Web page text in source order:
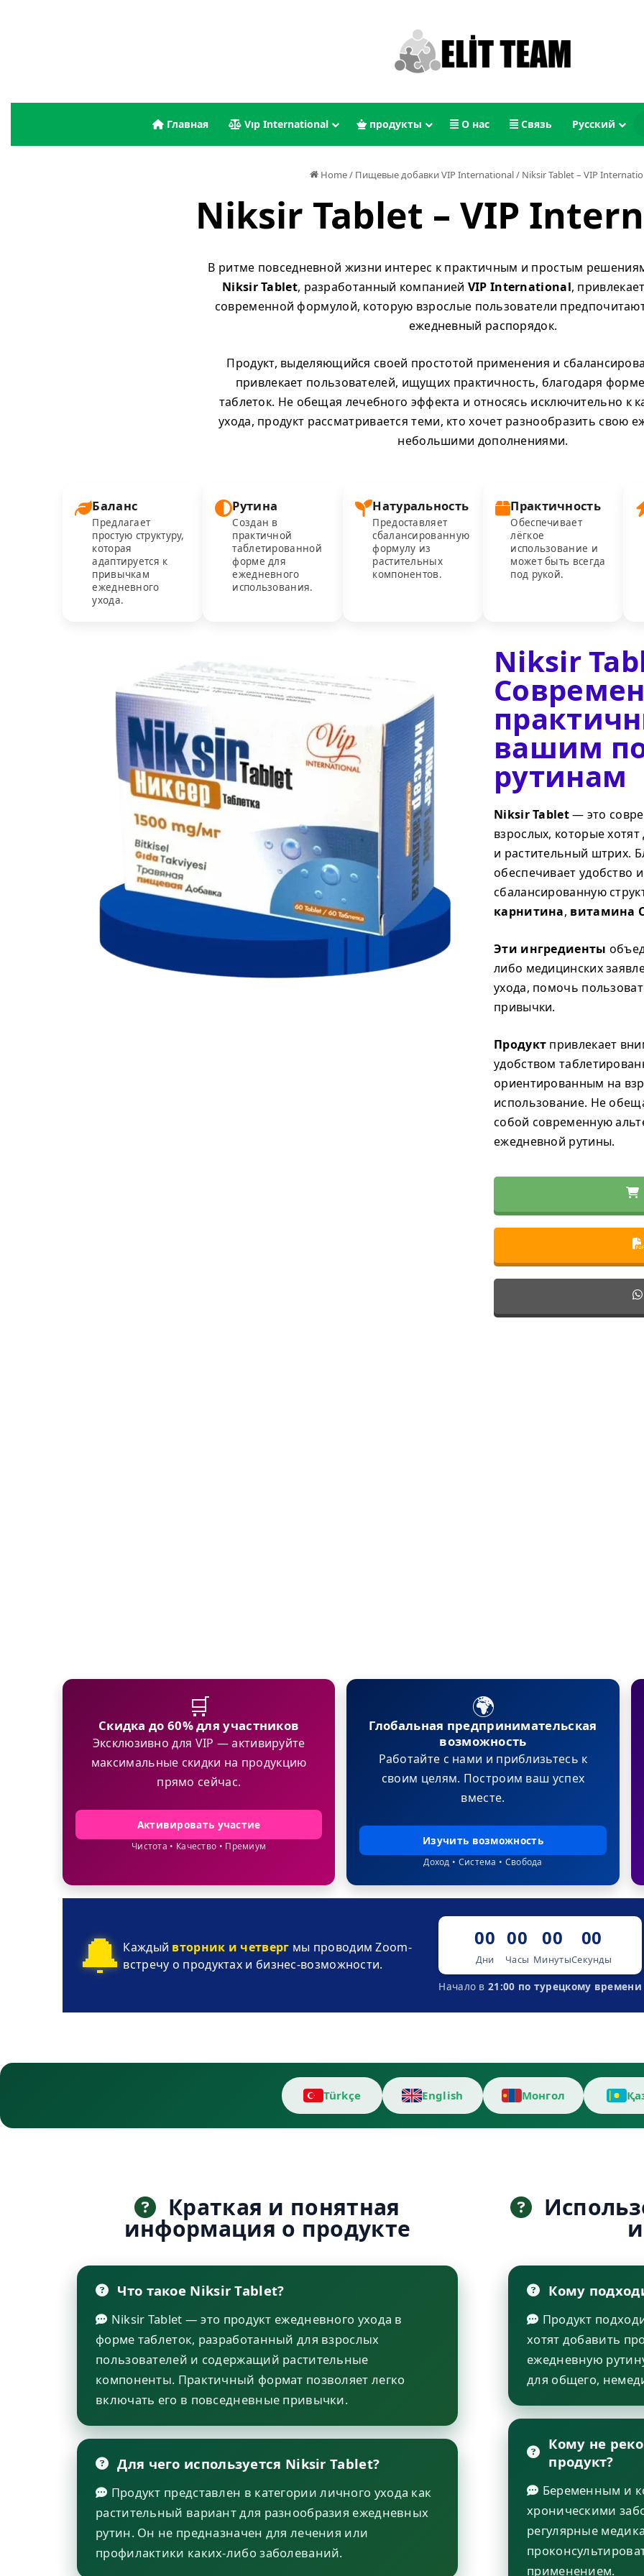
Главная Vıp International продукты О нас Связь Русский
Home/ Пищевые добавки VIP International/ Niksir Tablet – VIP
Niksir Tablet – VIP
В ритме повседневной жизни интерес к практичным и простым
Niksir Tablet, разработанный компанией VIP International,
современной формулой, которую взрослые пользователи
ежедневный распорядок.
Продукт, выделяющийся своей простотой применения и
привлекает пользователей, ищущих практичность, благодаря
таблеток. Не обещая лечебного эффекта и относясь исключительно к
ухода, продукт рассматривается теми, кто хочет разнообразить свою
небольшими дополнениями.
Баланс
Предлагает
простую структуру,
которая
адаптируется к
привычкам
ежедневного
ухода.
Рутина
Создан в
практичной
таблетированной
форме для
ежедневного
использования.
Натуральность
Предоставляет
сбалансированную
формулу из
растительных
компонентов.
Практичность
Обеспечивает
лёгкое
использование и
может быть всегда
под рукой.
Niksir
вашим
рутинам
Niksir Tablet— это
взрослых, которые
и растительный штрих.
обеспечивает удобство
сбалансированную
карнитина, витамина
Эти ингредиенты
либо медицинских
ухода, помочь
привычки.
Продукт привлекает
удобством
ориентированным на
использование. Не
собой современную
ежедневной рутины.
🛒
Скидка до 60% для участников
Эксклюзивно для VIP — активируйте
максимальные скидки на продукцию
прямо сейчас.
Активировать участие
Чистота • Качество • Премиум
🌍
Глобальная предпринимательская
возможность
Работайте с нами и приблизьтесь к
своим целям. Построим ваш успех
вместе.
Изучить возможность
Доход • Система • Свобода
🔔 Каждый вторник и четверг мы проводим Zoom-
встречу о продуктах и бизнес-возможности.
00
Дни
00
Часы
00
Минуты
00
Секунды
Начало в21:00 по турецкому времени
Türkçe English Монгол
Краткая и понятная
информация о продукте
Что такое Niksir Tablet?
Niksir Tablet — это продукт ежедневного ухода в
форме таблеток, разработанный для взрослых
пользователей и содержащий растительные
компоненты. Практичный формат позволяет легко
включать его в повседневные привычки.
Для чего используется Niksir Tablet?
Продукт представлен в категории личного ухода как
растительный вариант для разнообразия ежедневных
рутин. Он не предназначен для лечения или
профилактики каких-либо заболеваний.
Кому
Продукт
хотят добавить
ежедневную
для общего,
Кому не
продукт?
Беременным и
хроническими
регулярные
применением.